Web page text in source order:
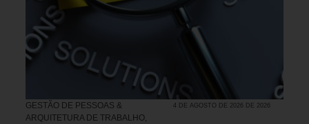
GESTÃO DE PESSOAS &
ARQUITETURA DE TRABALHO,
4 DE AGOSTO DE 2026 DE 2026